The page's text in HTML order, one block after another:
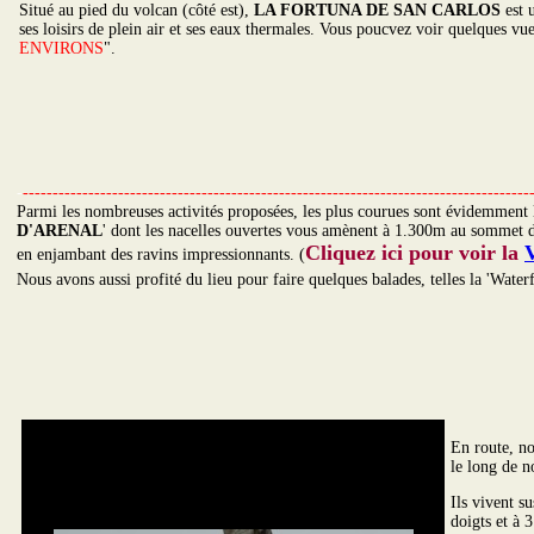
-
Parmi les nombreuses activités proposées, les plus courues sont
D'ARENAL' dont les nacelles ouvertes vous amènent à 1.300m au
en enjambant des ravins impressionnants. (Cliquez ici pour voir la
Nous avons aussi profité du lieu pour faire quelques balades, telles la
Situé au pied du volcan (côté est), LA FORTUNA DE SAN CARLOS est
ses loisirs de plein air et ses eaux thermales. Vous poucvez voir quelques
ENVIRONS".
En route,
le long de
Ils vivent
doigts et à